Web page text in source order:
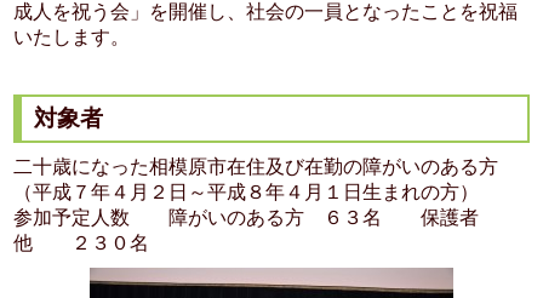
成人を祝う会」を開催し、社会の一員となったことを祝福
いたします。
対象者
二十歳になった相模原市在住及び在勤の障がいのある方
（平成７年４月２日～平成８年４月１日生まれの方）
参加予定人数 障がいのある方 ６３名 保護者
他 ２３０名